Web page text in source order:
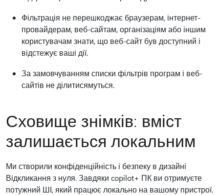
Фільтрація не перешкоджає браузерам, інтернет-
провайдерам, веб-сайтам, організаціям або іншим
користувачам знати, що веб-сайт був доступний і
відстежує ваші дії.
За замовчуванням списки фільтрів програм і веб-
сайтів не ділитисямуться.
Сховище знімків: вміст
залишається локальним
Ми створили конфіденційність і безпеку в дизайні
Відкликання з нуля. Завдяки copilot+ ПК ви отримуєте
потужний ШІ, який працює локально на вашому пристрої.